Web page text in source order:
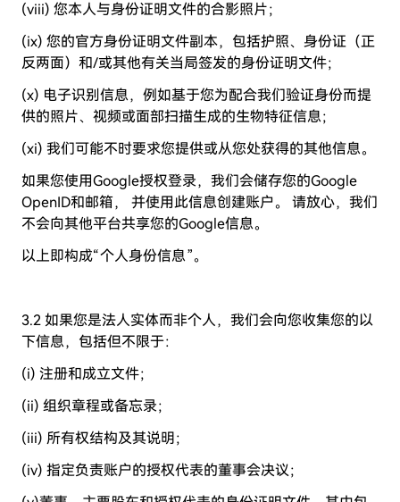
(viii) 您本人与身份证明文件的合影照片；
(ix) 您的官方身份证明文件副本，包括护照、身份证（正
反两面）和/或其他有关当局签发的身份证明文件；
(x) 电子识别信息，例如基于您为配合我们验证身份而提
供的照片、视频或面部扫描生成的生物特征信息；
(xi) 我们可能不时要求您提供或从您处获得的其他信息。
如果您使用Google授权登录，我们会储存您的Google
OpenID和邮箱， 并使用此信息创建账户。 请放心，我们
不会向其他平台共享您的Google信息。
以上即构成“个人身份信息”。
3.2 如果您是法人实体而非个人，我们会向您收集您的以
下信息，包括但不限于：
(i) 注册和成立文件；
(ii) 组织章程或备忘录；
(iii) 所有权结构及其说明；
(iv) 指定负责账户的授权代表的董事会决议；